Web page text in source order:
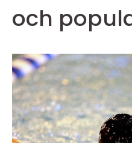
och